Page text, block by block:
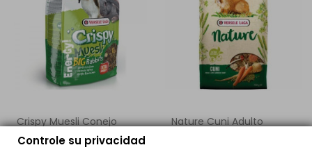
Crispy Muesli Conejo
2,95 €
Nature Cuni Adulto
Controle su privacidad